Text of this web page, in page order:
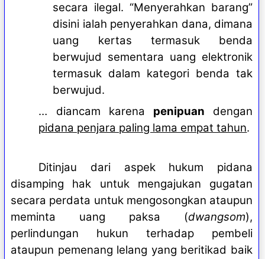
secara ilegal. “Menyerahkan barang”
disini ialah penyerahkan dana, dimana
uang kertas termasuk benda
berwujud sementara uang elektronik
termasuk dalam kategori benda tak
berwujud.
… diancam karena penipuan dengan
pidana penjara paling lama empat tahun.
Ditinjau dari aspek hukum pidana
disamping hak untuk mengajukan gugatan
secara perdata untuk mengosongkan ataupun
meminta uang paksa (dwangsom),
perlindungan hukun terhadap pembeli
ataupun pemenang lelang yang beritikad baik